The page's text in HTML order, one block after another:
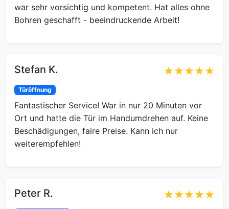
war sehr vorsichtig und kompetent. Hat alles ohne
Bohren geschafft - beeindruckende Arbeit!
Stefan K. ★★★★★
Türöffnung
Fantastischer Service! War in nur 20 Minuten vor
Ort und hatte die Tür im Handumdrehen auf. Keine
Beschädigungen, faire Preise. Kann ich nur
weiterempfehlen!
Peter R. ★★★★★